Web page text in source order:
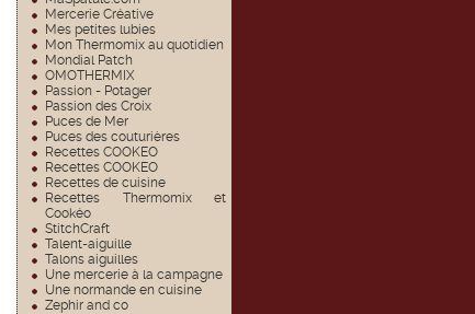
Mercerie Créative
Mes petites lubies
Mon Thermomix au quotidien
Mondial Patch
OMOTHERMIX
Passion - Potager
Passion des Croix
Puces de Mer
Puces des couturières
Recettes COOKEO
Recettes COOKEO
Recettes de cuisine
Recettes Thermomix et
Cookéo
StitchCraft
Talent-aiguille
Talons aiguilles
Une mercerie à la campagne
Une normande en cuisine
Zephir and co